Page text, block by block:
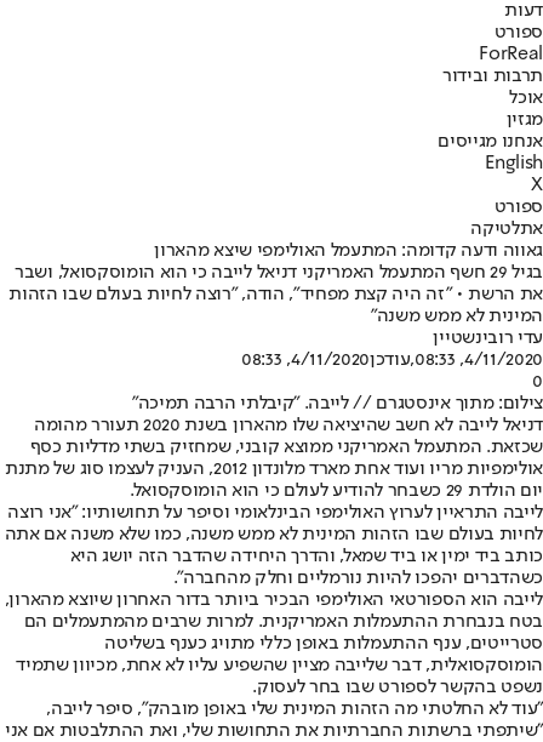
דעות
ספורט
ForReal
תרבות ובידור
אוכל
מגזין
אנחנו מגייסים
English
X
ספורט
אתלטיקה
גאווה ודעה קדומה: המתעמל האולימפי שיצא מהארון
בגיל 29 חשף המתעמל האמריקני דניאל לייבה כי הוא הומוסקסואל, ושבר
את הרשת • "זה היה קצת מפחיד", הודה, "רוצה לחיות בעולם שבו הזהות
המינית לא ממש משנה"
עדי רובינשטיין
4/11/2020, 08:33
,עודכן4/11/2020, 08:33
0
צילום: מתוך אינסטגרם // לייבה. "קיבלתי הרבה תמיכה"
דניאל לייבה לא חשב שהיציאה שלו מהארון בשנת 2020 תעורר מהומה
שכזאת. המתעמל האמריקני ממוצא קובני, שמחזיק בשתי מדליות כסף
אולימפיות מריו ועוד אחת מארד מלונדון 2012, העניק לעצמו סוג של מתנת
יום הולדת 29 כשבחר להודיע לעולם כי הוא הומוסקסואל.
לייבה התראיין לערוץ האולימפי הבינלאומי וסיפר על תחושותיו: "אני רוצה
לחיות בעולם שבו הזהות המינית לא ממש משנה, כמו שלא משנה אם אתה
כותב ביד ימין או ביד שמאל, והדרך היחידה שהדבר הזה יושג היא
כשהדברים יהפכו להיות נורמליים וחלק מהחברה".
לייבה הוא הספורטאי האולימפי הבכיר ביותר בדור האחרון שיוצא מהארון,
בטח בנבחרת ההתעמלות האמריקנית. למרות שרבים מהמתעמלים הם
סטרייטים, ענף ההתעמלות באופן כללי מתויג כענף בשליטה
הומוסקסואלית, דבר שלייבה מציין שהשפיע עליו לא אחת, מכיוון שתמיד
נשפט בהקשר לספורט שבו בחר לעסוק.
"עוד לא החלטתי מה הזהות המינית שלי באופן מובהק", סיפר לייבה,
"שיתפתי ברשתות החברתיות את התחושות שלי, ואת ההתלבטות אם אני